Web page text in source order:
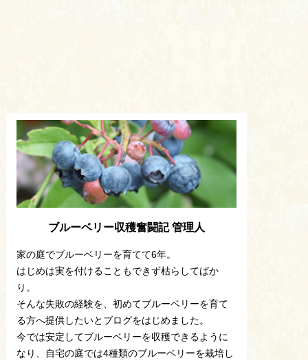
ブルーベリー収穫奮闘記 管理人
家の庭でブルーベリーを育てて6年。
はじめは実を付けることもできず枯らしてばか
り。
そんな失敗の経験を、初めてブルーベリーを育て
る方へ提供したいとブログをはじめました。
今では安定してブルーベリーを収穫できるように
なり、自宅の庭では4種類のブルーベリーを栽培し